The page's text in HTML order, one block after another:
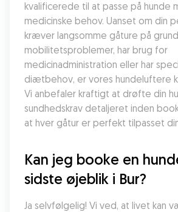
kvalificerede til at passe på hunde
medicinske behov. Uanset om din
kræver langsomme gåture på
mobilitetsproblemer, har brug for
medicinadministration eller har
diætbehov, er vores hundeluftere
Vi anbefaler kraftigt at drøfte din
sundhedskrav detaljeret inden
at hver gåtur er perfekt tilpasset
Kan jeg booke en
sidste øjeblik i Bur?
Ja selvfølgelig! Vi ved, at livet kan